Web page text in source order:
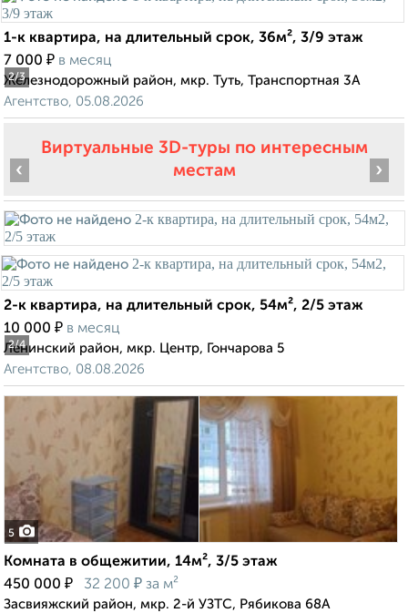
2/3
1-к квартира, на длительный срок, 36м², 3/9 этаж
7 000 ₽ в месяц
Железнодорожный район, мкр. Туть, Транспортная 3А
Агентство, 05.08.2026
Виртуальные 3D-туры по интересным
местам
2/4
‹ ›
2-к квартира, на длительный срок, 54м², 2/5 этаж
10 000 ₽ в месяц
Ленинский район, мкр. Центр, Гончарова 5
Агентство, 08.08.2026
5
Комната в общежитии, 14м², 3/5 этаж
450 000 ₽ 32 200 ₽ за м²
Засвияжский район, мкр. 2-й УЗТС, Рябикова 68А